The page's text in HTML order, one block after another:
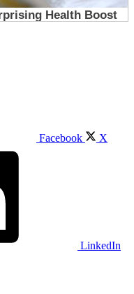
Facebook X
LinkedIn